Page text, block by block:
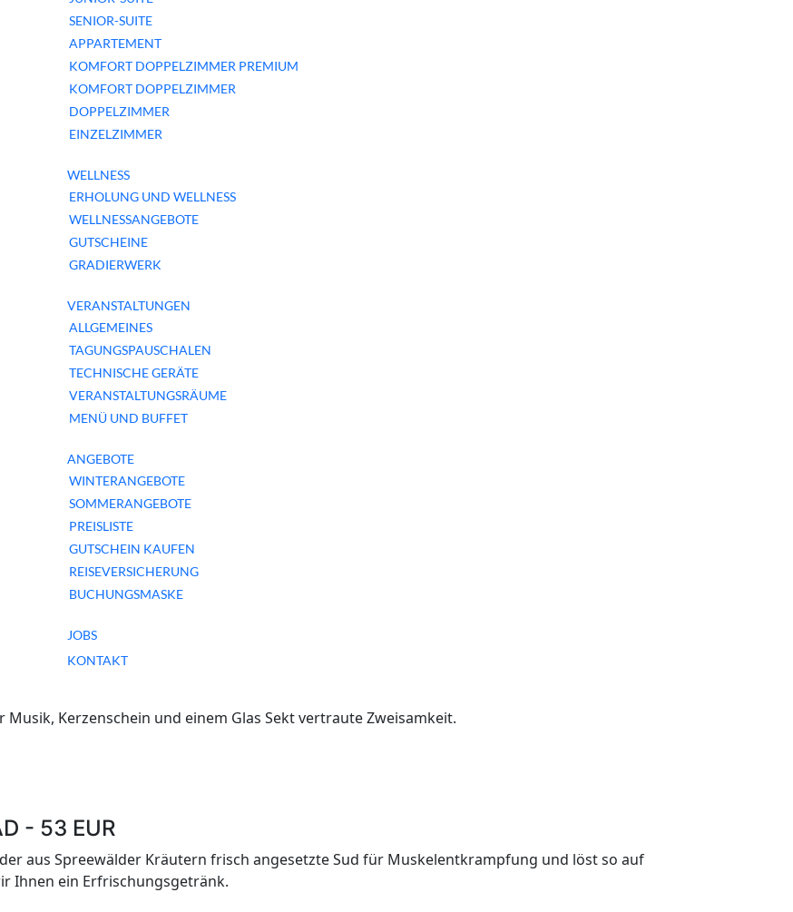
SENIOR-SUITE
APPARTEMENT
KOMFORT DOPPELZIMMER PREMIUM
KOMFORT DOPPELZIMMER
DOPPELZIMMER
EINZELZIMMER
WELLNESS
ERHOLUNG UND WELLNESS
WELLNESSANGEBOTE
GUTSCHEINE
GRADIERWERK
VERANSTALTUNGEN
ALLGEMEINES
TAGUNGSPAUSCHALEN
TECHNISCHE GERÄTE
VERANSTALTUNGSRÄUME
MENÜ UND BUFFET
ANGEBOTE
WINTERANGEBOTE
SOMMERANGEBOTE
PREISLISTE
GUTSCHEIN KAUFEN
REISEVERSICHERUNG
BUCHUNGSMASKE
JOBS
KONTAKT
Bäderwelten für Zwei
Kerzenschein und einem Glas Sekt vertraute Zweisamkeit.
- 53 EUR
aus Spreewälder Kräutern frisch angesetzte Sud für Muskelentkrampfung und löst so auf
Ihnen ein Erfrischungsgetränk.